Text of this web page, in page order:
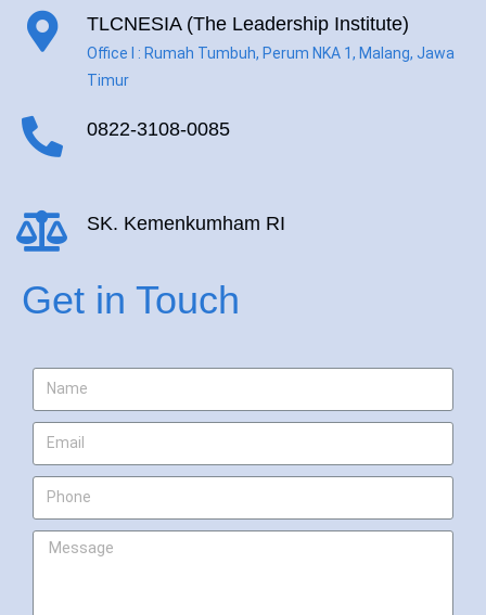
TLCNESIA (The Leadership Institute)
Office I : Rumah Tumbuh, Perum NKA 1, Malang, Jawa
Timur
0822-3108-0085
SK. Kemenkumham RI
Get in Touch